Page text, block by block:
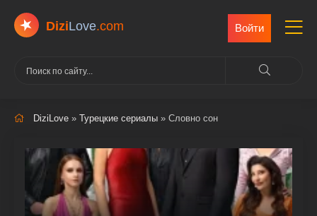
DiziLove.com Войти
DiziLove » Турецкие сериалы » Словно сон